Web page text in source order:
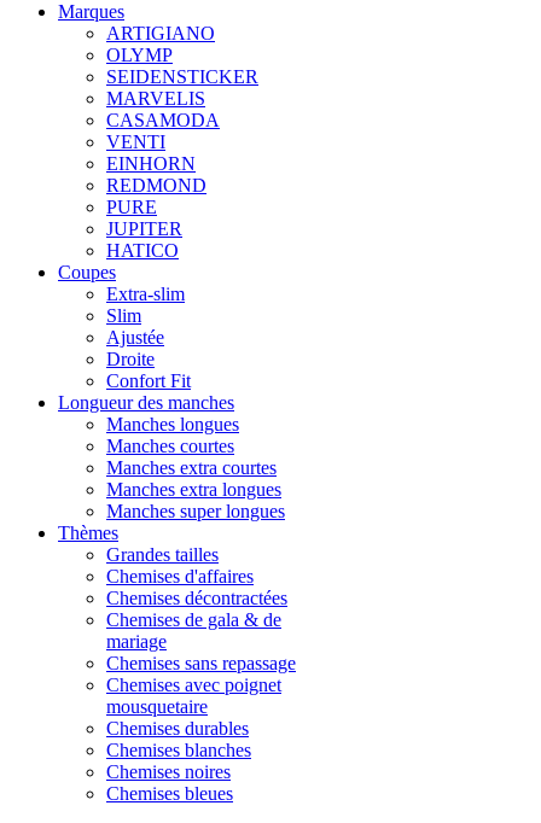
Marques
ARTIGIANO
OLYMP
SEIDENSTICKER
MARVELIS
CASAMODA
VENTI
EINHORN
REDMOND
PURE
JUPITER
HATICO
Coupes
Extra-slim
Slim
Ajustée
Droite
Confort Fit
Longueur des manches
Manches longues
Manches courtes
Manches extra courtes
Manches extra longues
Manches super longues
Thèmes
Grandes tailles
Chemises d'affaires
Chemises décontractées
Chemises de gala & de
mariage
Chemises sans repassage
Chemises avec poignet
mousquetaire
Chemises durables
Chemises blanches
Chemises noires
Chemises bleues